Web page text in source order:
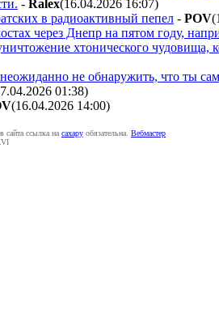
- Ralex(16.04.2026 16:07)
в радиоактивный пепел - POV
через Днепр на пятом году,
хтонического чудовища,
не обнаружить, что ты
01:38)
(16.04.2026 14:00)
сайта ссылка на caxapу обязательна. Вебмастер